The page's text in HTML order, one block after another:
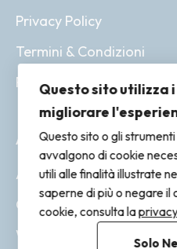
Privacy Policy
Termini & Condizioni
Resi & Rimborsi
ACCOUNT
Account
Ordini
Wishlist
Questo sito utilizza
migliorare
Questo sito o gli
avvalgono di cookie
utili alle finalità illustrate
saperne di più o negare il
cookie, consulta la
Solo